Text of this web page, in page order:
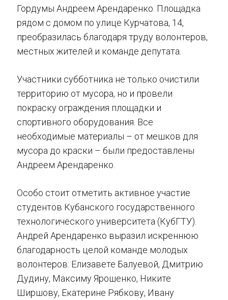
Гордумы Андреем Арендаренко. Площадка
рядом с домом по улице Курчатова, 14,
преобразилась благодаря труду волонтеров,
местных жителей и команде депутата.
Участники субботника не только очистили
территорию от мусора, но и провели
покраску ограждения площадки и
спортивного оборудования. Все
необходимые материалы – от мешков для
мусора до краски – были предоставлены
Андреем Арендаренко.
Особо стоит отметить активное участие
студентов Кубанского государственного
технологического университета (КубГТУ).
Андрей Арендаренко выразил искреннюю
благодарность целой команде молодых
волонтеров: Елизавете Балуевой, Дмитрию
Дудину, Максиму Ярошенко, Никите
Ширшову, Екатерине Рябкову, Ивану